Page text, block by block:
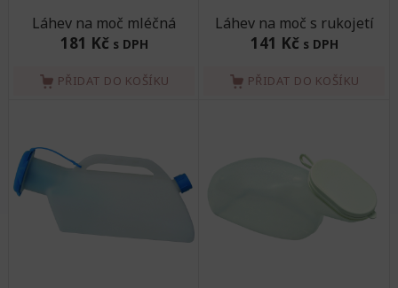
Láhev na moč mléčná
181 Kč s DPH
PŘIDAT DO KOŠÍKU
Láhev na moč s rukojetí
141 Kč s DPH
PŘIDAT DO KOŠÍKU